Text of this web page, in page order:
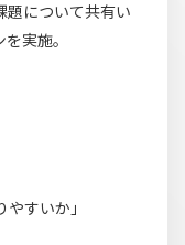
題について共有い
実施。
すいか」